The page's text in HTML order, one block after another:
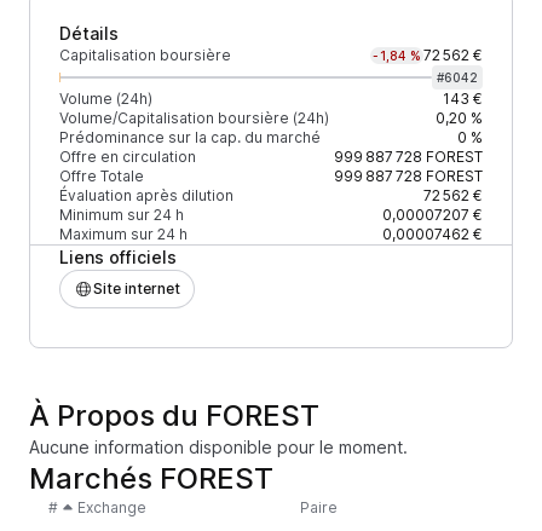
Détails
Capitalisation boursière -1,84 % 72 562 €
#6042
Volume (24h)
143 €
Volume/Capitalisation boursière (24h)
0,20 %
Prédominance sur la cap. du marché
0 %
Offre en circulation
999 887 728 FOREST
Offre Totale
999 887 728 FOREST
Évaluation après dilution
72 562 €
Minimum sur 24 h
0,00007207 €
Maximum sur 24 h
0,00007462 €
Liens officiels
Site internet
À Propos du FOREST
Aucune information disponible pour le moment.
Marchés FOREST
# Exchange Paire